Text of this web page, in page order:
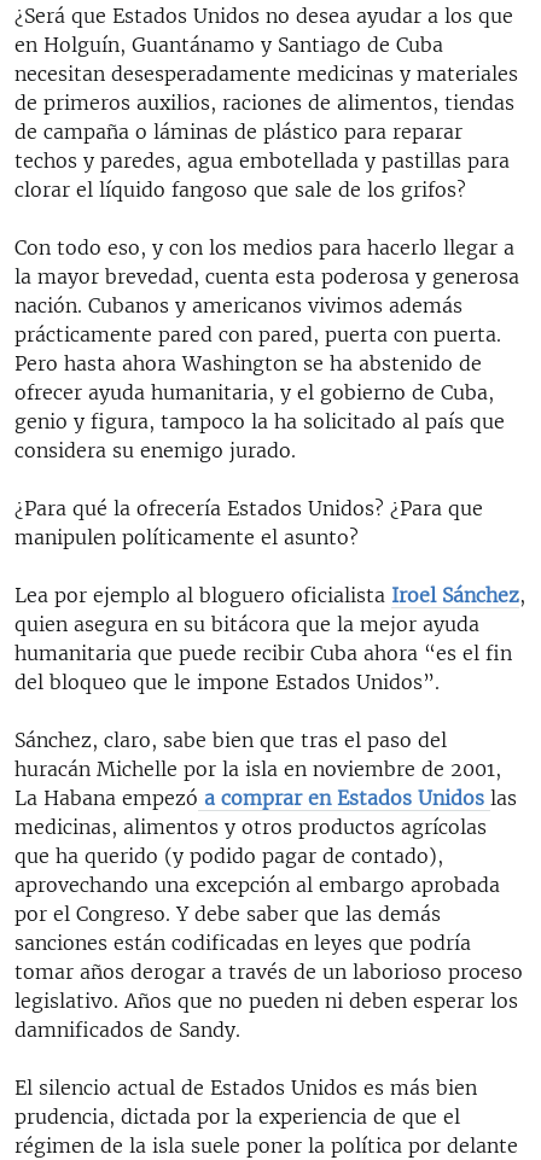
¿Será que Estados Unidos no desea ayudar a los que
en Holguín, Guantánamo y Santiago de Cuba
necesitan desesperadamente medicinas y materiales
de primeros auxilios, raciones de alimentos, tiendas
de campaña o láminas de plástico para reparar
techos y paredes, agua embotellada y pastillas para
clorar el líquido fangoso que sale de los grifos?
Con todo eso, y con los medios para hacerlo llegar a
la mayor brevedad, cuenta esta poderosa y generosa
nación. Cubanos y americanos vivimos además
prácticamente pared con pared, puerta con puerta.
Pero hasta ahora Washington se ha abstenido de
ofrecer ayuda humanitaria, y el gobierno de Cuba,
genio y figura, tampoco la ha solicitado al país que
considera su enemigo jurado.
¿Para qué la ofrecería Estados Unidos? ¿Para que
manipulen políticamente el asunto?
Lea por ejemplo al bloguero oficialista Iroel Sánchez,
quien asegura en su bitácora que la mejor ayuda
humanitaria que puede recibir Cuba ahora “es el fin
del bloqueo que le impone Estados Unidos”.
Sánchez, claro, sabe bien que tras el paso del
huracán Michelle por la isla en noviembre de 2001,
La Habana empezó a comprar en Estados Unidos las
medicinas, alimentos y otros productos agrícolas
que ha querido (y podido pagar de contado),
aprovechando una excepción al embargo aprobada
por el Congreso. Y debe saber que las demás
sanciones están codificadas en leyes que podría
tomar años derogar a través de un laborioso proceso
legislativo. Años que no pueden ni deben esperar los
damnificados de Sandy.
El silencio actual de Estados Unidos es más bien
prudencia, dictada por la experiencia de que el
régimen de la isla suele poner la política por delante